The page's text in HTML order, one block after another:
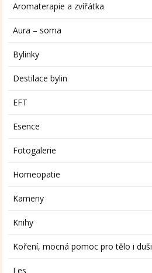
Aromaterapie a zvířátka
Aura – soma
Bylinky
Destilace bylin
EFT
Esence
Fotogalerie
Homeopatie
Kameny
Knihy
Koření, mocná pomoc pro tělo i duši
Les